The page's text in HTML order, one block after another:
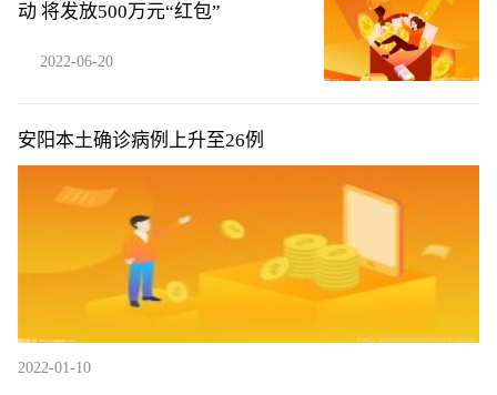
动 将发放500万元“红包”
2022-06-20
安阳本土确诊病例上升至26例
2022-01-10